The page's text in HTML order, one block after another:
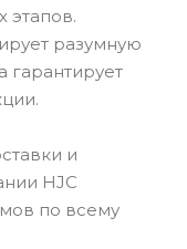
этапов.
разумную
гарантирует
и
HJC
по всему